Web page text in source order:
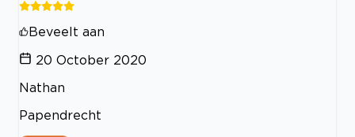
Beveelt aan
20 October 2020
Nathan
Papendrecht